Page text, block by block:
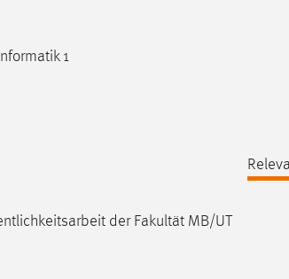
1
der Fakultät MB/UT